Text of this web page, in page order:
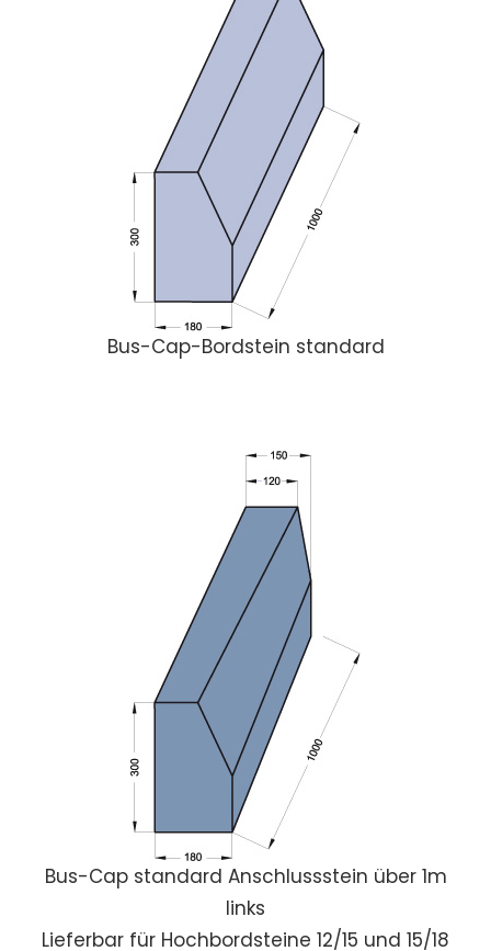
Bus-Cap-Bordstein standard
Bus-Cap standard Anschlussstein über 1m
links
Lieferbar für Hochbordsteine 12/15 und 15/18